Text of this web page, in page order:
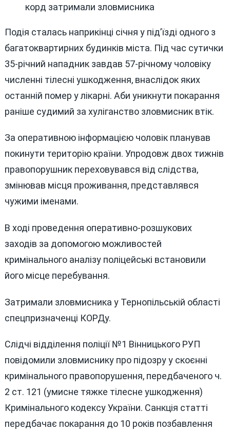
Подія сталась наприкінці січня у підʼїзді одного з
багатоквартирних будинків міста. Під час сутички
35-річний нападник завдав 57-річному чоловіку
численні тілесні ушкодження, внаслідок яких
останній помер у лікарні. Аби уникнути покарання
раніше судимий за хуліганство зловмисник втік.
За оперативною інформацією чоловік планував
покинути територію країни. Упродовж двох тижнів
правопорушник переховувався від слідства,
змінював місця проживання, представлявся
чужими іменами.
В ході проведення оперативно-розшукових
заходів за допомогою можливостей
кримінального аналізу поліцейські встановили
його місце перебування.
Затримали зловмисника у Тернопільській області
спецпризначенці КОРДу.
Слідчі відділення поліції №1 Вінницького РУП
повідомили зловмиснику про підозру у скоєнні
кримінального правопорушення, передбаченого ч.
2 ст. 121 (умисне тяжке тілесне ушкодження)
Кримінального кодексу України. Санкція статті
передбачає покарання до 10 років позбавлення